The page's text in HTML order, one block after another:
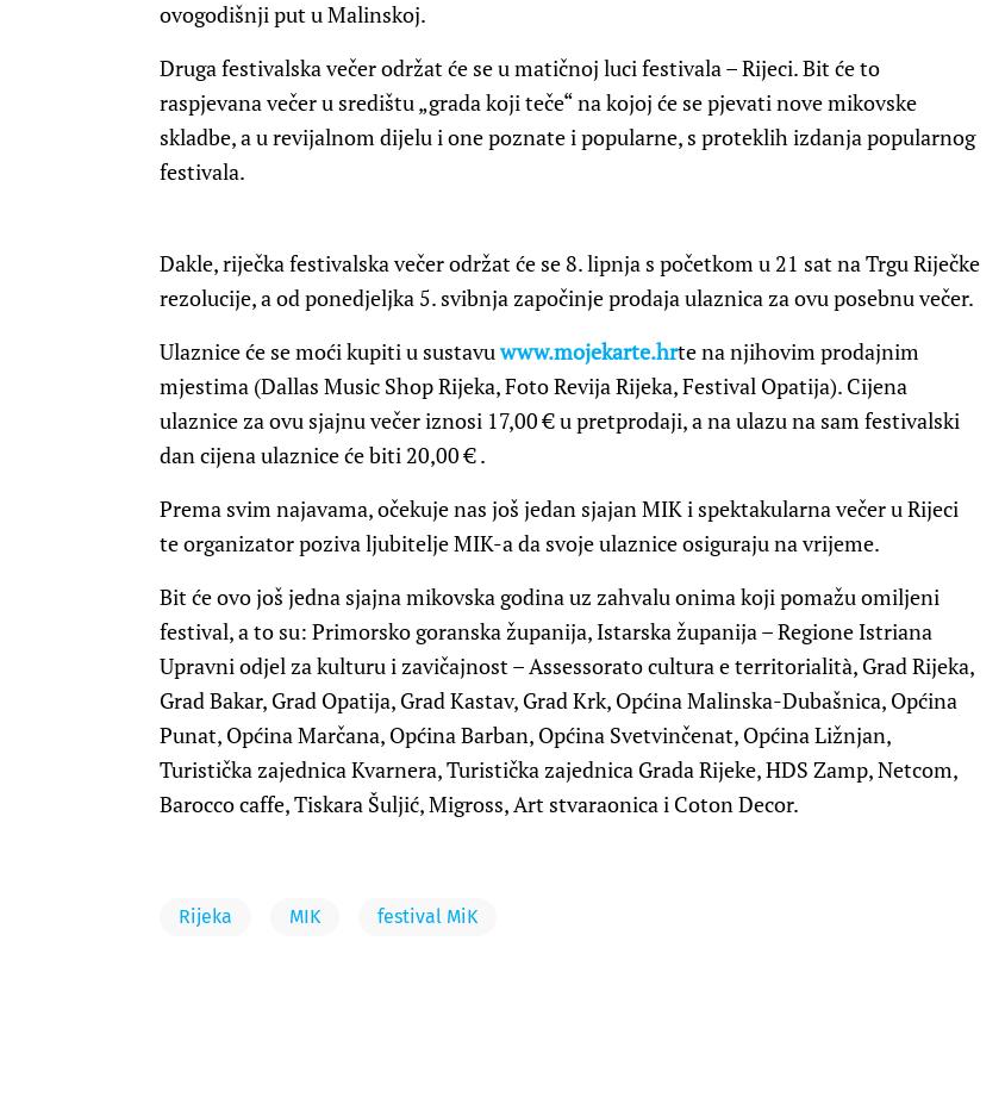
ovogodišnji put u Malinskoj.
Druga festivalska večer održat će se u matičnoj luci festivala – Rijeci. Bit će to
raspjevana večer u središtu „grada koji teče“ na kojoj će se pjevati nove mikovske
skladbe, a u revijalnom dijelu i one poznate i popularne, s proteklih izdanja popularnog
festivala.
Dakle, riječka festivalska večer održat će se 8. lipnja s početkom u 21 sat na Trgu Riječke
rezolucije, a od ponedjeljka 5. svibnja započinje prodaja ulaznica za ovu posebnu večer.
Ulaznice će se moći kupiti u sustavuwww.mojekarte.hrte na njihovim prodajnim
mjestima (Dallas Music Shop Rijeka, Foto Revija Rijeka, Festival Opatija). Cijena
ulaznice za ovu sjajnu večer iznosi 17,00 € u pretprodaji, a na ulazu na sam festivalski
dan cijena ulaznice će biti 20,00 € .
Prema svim najavama, očekuje nas još jedan sjajan MIK i spektakularna večer u Rijeci
te organizator poziva ljubitelje MIK-a da svoje ulaznice osiguraju na vrijeme.
Bit će ovo još jedna sjajna mikovska godina uz zahvalu onima koji pomažu omiljeni
festival, a to su: Primorsko goranska županija, Istarska županija – Regione Istriana
Upravni odjel za kulturu i zavičajnost – Assessorato cultura e territorialità, Grad Rijeka,
Grad Bakar, Grad Opatija, Grad Kastav, Grad Krk, Općina Malinska-Dubašnica, Općina
Punat, Općina Marčana, Općina Barban, Općina Svetvinčenat, Općina Ližnjan,
Turistička zajednica Kvarnera, Turistička zajednica Grada Rijeke, HDS Zamp, Netcom,
Barocco caffe, Tiskara Šuljić, Migross, Art stvaraonica i Coton Decor.
Rijeka MIK festival MiK